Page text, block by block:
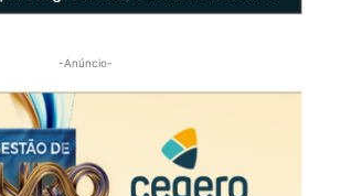
-Anúncio-